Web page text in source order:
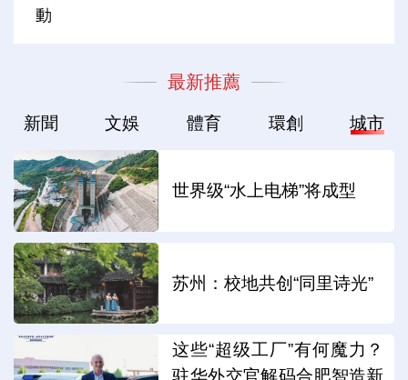
動
最新推薦
新聞 文娛 體育 環創 城市
世界级“水上电梯”将成型
苏州：校地共创“同里诗光”
这些“超级工厂”有何魔力？
驻华外交官解码合肥智造新